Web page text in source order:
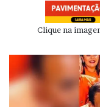
Clique na